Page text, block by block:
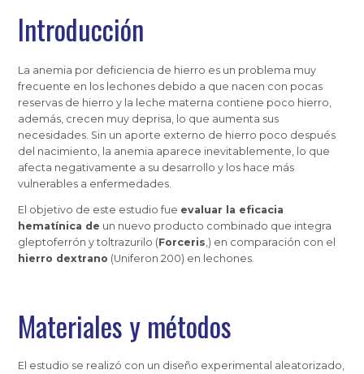
Introducción
La anemia por deficiencia de hierro es un problema muy
frecuente en los lechones debido a que nacen con pocas
reservas de hierro y la leche materna contiene poco hierro,
además, crecen muy deprisa, lo que aumenta sus
necesidades. Sin un aporte externo de hierro poco después
del nacimiento, la anemia aparece inevitablemente, lo que
afecta negativamente a su desarrollo y los hace más
vulnerables a enfermedades.
El objetivo de este estudio fue evaluar la eficacia
hematínica de un nuevo producto combinado que integra
gleptoferrón y toltrazurilo (Forceris,) en comparación con el
hierro dextrano (Uniferon 200) en lechones.
Materiales y métodos
El estudio se realizó con un diseño experimental aleatorizado,